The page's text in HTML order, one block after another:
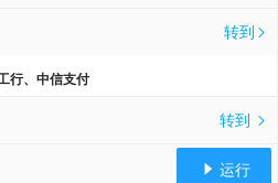
转到 
行、中信支付
转到 
 运行